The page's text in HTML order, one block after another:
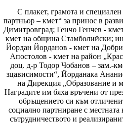
С плакет, грамота и
партньор – кмет“ за принос в
Димитровград; Генчо Генчев -
кмет на община Стамболийски;
Йордан Йорданов - кмет на
Апостолов - кмет на район
доц. д-р Тодор Чобанов – зам.-
зцависимости“, Йорданака
на Дирекция „Образование и
Наградите им бяха връчени от
обръщението си към
социално партниране с
сътрудничеството и